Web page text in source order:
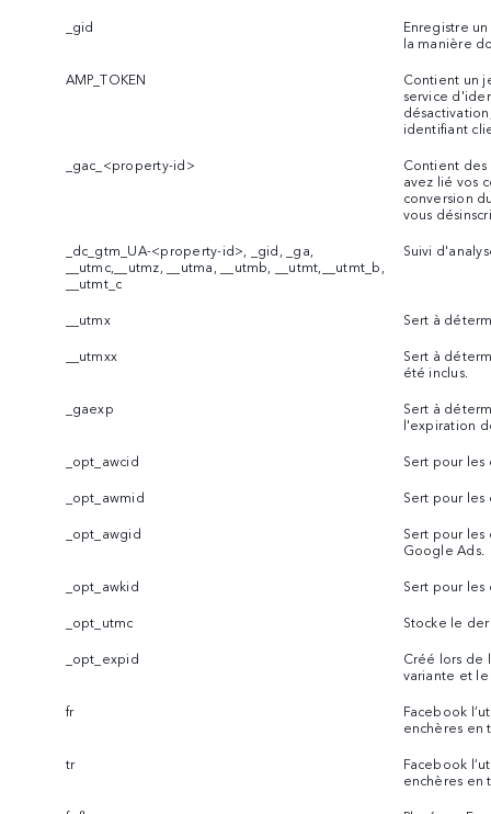
_gid
Enregistre
la manière
AMP_TOKEN
Contient un
service
identifiant
_gac_<property-id>
Contient des
avez lié vos
conversion
vous
_dc_gtm_UA-<property-id>, _gid, _ga,
__utmc,__utmz, __utma, __utmb, __utmt,__utmt_b,
__utmt_c
Suivi
__utmx
Sert à
__utmxx
Sert à
été inclus.
_gaexp
Sert à
l'expiration
_opt_awcid
Sert pour
_opt_awmid
Sert pour
_opt_awgid
Sert pour
Google Ads.
_opt_awkid
Sert pour
_opt_utmc
Stocke le
_opt_expid
Créé lors de
variante et
fr
Facebook
enchères en
tr
Facebook
enchères en